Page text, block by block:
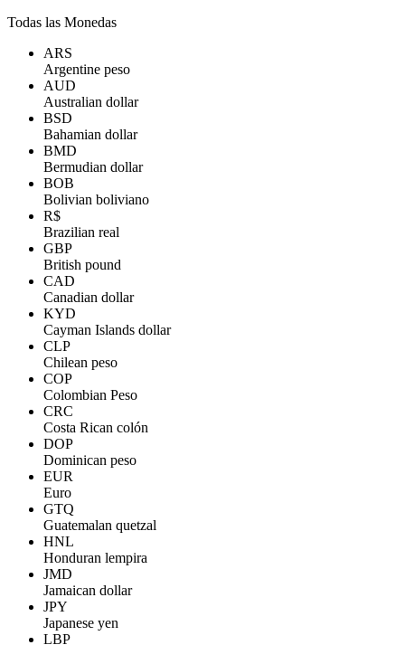
Todas las Monedas
ARS
Argentine peso
AUD
Australian dollar
BSD
Bahamian dollar
BMD
Bermudian dollar
BOB
Bolivian boliviano
R$
Brazilian real
GBP
British pound
CAD
Canadian dollar
KYD
Cayman Islands dollar
CLP
Chilean peso
COP
Colombian Peso
CRC
Costa Rican colón
DOP
Dominican peso
EUR
Euro
GTQ
Guatemalan quetzal
HNL
Honduran lempira
JMD
Jamaican dollar
JPY
Japanese yen
LBP